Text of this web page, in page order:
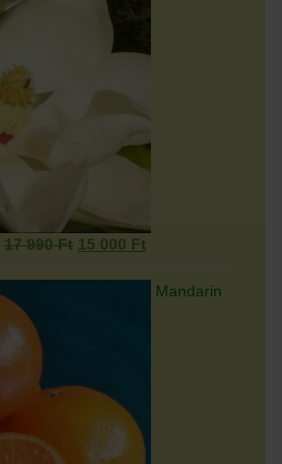
17 990Ft Original
15 000 Ft
is:Mandarin